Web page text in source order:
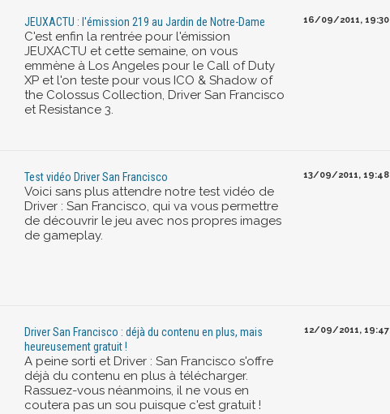
JEUXACTU : l'émission 219 au Jardin de Notre-Dame
C'est enfin la rentrée pour l'émission
JEUXACTU et cette semaine, on vous
emmène à Los Angeles pour le Call of Duty
XP et l'on teste pour vous ICO & Shadow of
the Colossus Collection, Driver San Francisco
et Resistance 3.
16/09/2011, 19:30
Test vidéo Driver San Francisco
Voici sans plus attendre notre test vidéo de
Driver : San Francisco, qui va vous permettre
de découvrir le jeu avec nos propres images
de gameplay.
13/09/2011, 19:48
Driver San Francisco : déjà du contenu en plus, mais
heureusement gratuit !
A peine sorti et Driver : San Francisco s'offre
déjà du contenu en plus à télécharger.
Rassuez-vous néanmoins, il ne vous en
coutera pas un sou puisque c'est gratuit !
12/09/2011, 19:47